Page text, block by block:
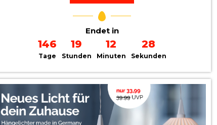
Endet in
146
Tage
19
Stunden
12
Minuten
26
Sekunden